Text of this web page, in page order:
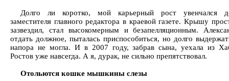
Долго ли коротко, мой карьерный рост увенчался
заместителя главного редактора в краевой газете. Крышу
зазвездил, стал высокомерным и безапелляционным.
отдать должное, пыталась приспособиться, но долго
напора не могла. И в 2007 году, забрав сына, уехала из
Ростов уже навсегда. А я, дурак, не сильно препятствовал.
Отольются кошке мышкины слезы